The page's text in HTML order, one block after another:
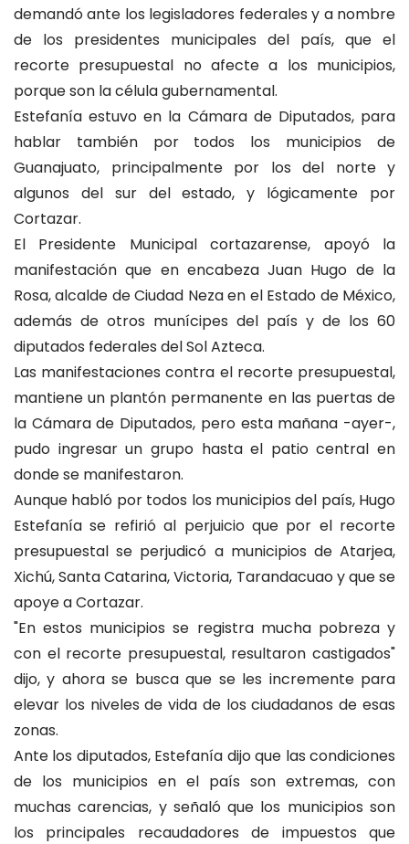
demandó ante los legisladores federales y a nombre
de los presidentes municipales del país, que el
recorte presupuestal no afecte a los municipios,
porque son la célula gubernamental.
Estefanía estuvo en la Cámara de Diputados, para
hablar también por todos los municipios de
Guanajuato, principalmente por los del norte y
algunos del sur del estado, y lógicamente por
Cortazar.
El Presidente Municipal cortazarense, apoyó la
manifestación que en encabeza Juan Hugo de la
Rosa, alcalde de Ciudad Neza en el Estado de México,
además de otros munícipes del país y de los 60
diputados federales del Sol Azteca.
Las manifestaciones contra el recorte presupuestal,
mantiene un plantón permanente en las puertas de
la Cámara de Diputados, pero esta mañana -ayer-,
pudo ingresar un grupo hasta el patio central en
donde se manifestaron.
Aunque habló por todos los municipios del país, Hugo
Estefanía se refirió al perjuicio que por el recorte
presupuestal se perjudicó a municipios de Atarjea,
Xichú, Santa Catarina, Victoria, Tarandacuao y que se
apoye a Cortazar.
"En estos municipios se registra mucha pobreza y
con el recorte presupuestal, resultaron castigados"
dijo, y ahora se busca que se les incremente para
elevar los niveles de vida de los ciudadanos de esas
zonas.
Ante los diputados, Estefanía dijo que las condiciones
de los municipios en el país son extremas, con
muchas carencias, y señaló que los municipios son
los principales recaudadores de impuestos que